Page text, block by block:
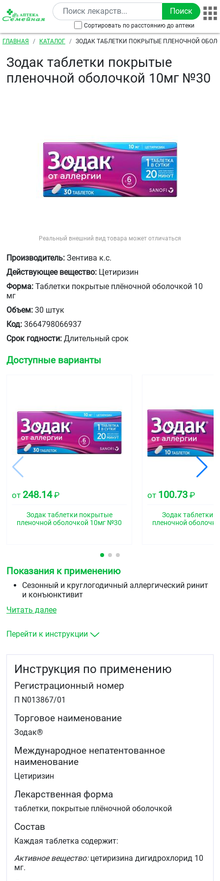
Перейти к основному содержанию
Сортировать по расстоянию до аптеки
Строка навигации
ГЛАВНАЯ КАТАЛОГ ЗОДАК ТАБЛЕТКИ ПОКРЫТЫЕ ПЛЕНОЧНОЙ
Зодак таблетки покрытые
пленочной оболочкой 10мг №30
Реальный внешний вид товара может отличаться
Производитель: Зентива к.с.
Действующее вещество: Цетиризин
Форма: Таблетки покрытые плёночной оболочкой 10
мг
Объем: 30 штук
Код: 3664798066937
Срок годности: Длительный срок
Доступные варианты
от 248.14₽
Зодак таблетки покрытые
пленочной оболочкой 10мг №30
от 100.73 ₽
Зодак таблетки
пленочной
Показания к применению
Сезонный и круглогодичный аллергический ринит
и конъюнктивит
Поллиноз (сенная лихорадка)
Отек Квинке.
Читать далее
Перейти к инструкции
Инструкция по применению
Регистрационный номер
П N013867/01
Торговое наименование
Зодак®
Международное непатентованное
наименование
Цетиризин
Лекарственная форма
таблетки, покрытые плёночной оболочкой
Состав
Каждая таблетка содержит:
Активное вещество:цетиризина дигидрохлорид 10
мг.